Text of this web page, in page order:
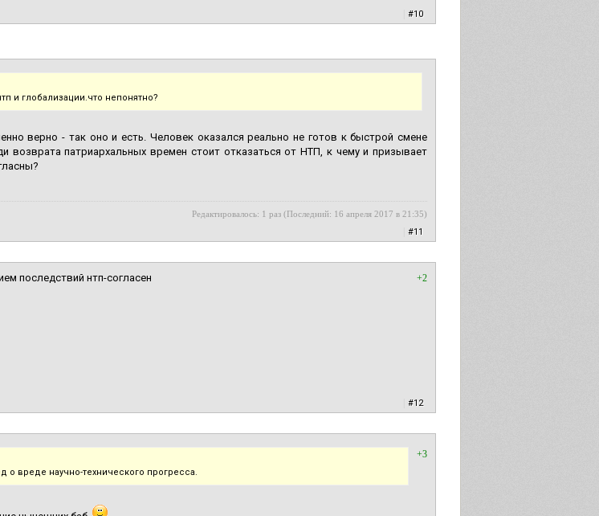
#10
и глобализации.что непонятно?
верно - так оно и есть. Человек оказался реально не готов к быстрой смене
возврата патриархальных времен стоит отказаться от НТП, к чему и призывает
Редактировалось: 1 раз (Последний: 16 апреля 2017 в 21:35)
#11
+2
последствий нтп-согласен
#12
+3
вреде научно-технического прогресса.